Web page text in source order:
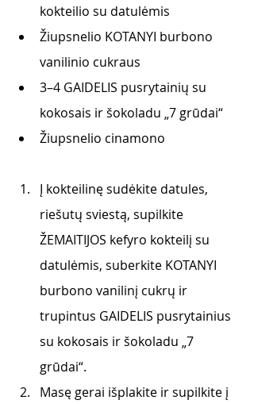
kokteilio su datulėmis
Žiupsnelio KOTANYI burbono
vanilinio cukraus
3–4 GAIDELIS pusrytainių su
kokosais ir šokoladu „7 grūdai“
Žiupsnelio cinamono
Į kokteilinę sudėkite datules,
riešutų sviestą, supilkite
ŽEMAITIJOS kefyro kokteilį su
datulėmis, suberkite KOTANYI
burbono vanilinį cukrų ir
trupintus GAIDELIS pusrytainius
su kokosais ir šokoladu „7
grūdai“.
Masę gerai išplakite ir supilkite į